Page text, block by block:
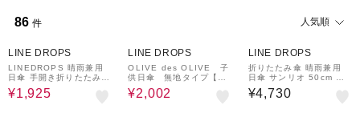
86 件 人気順
LINE DROPS
LINEDROPS 晴雨兼用
日傘 手開き折りたたみ傘
レディース メンズ キッ
ズ UVカット率＆遮光率9
¥1,925
LINE DROPS
OLIVE des OLIVE 子
供日傘 無地タイプ【折
りたたみ傘】パープル
¥2,002
LINE DROPS
折りたたみ傘 晴雨兼用
日傘 サンリオ 50cm 手
開き式 UVカット率10
0％ 遮光率99.99％以上
¥4,730